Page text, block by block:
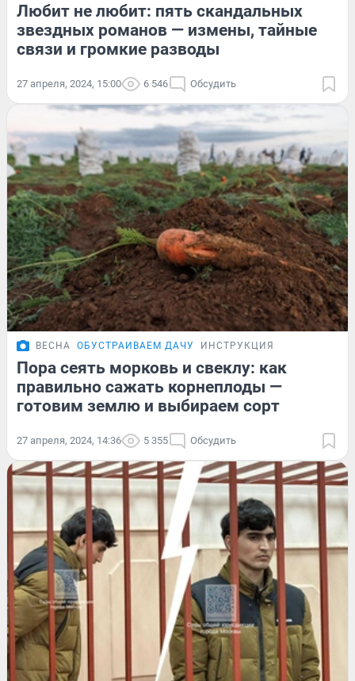
Любит не любит: пять скандальных
звездных романов — измены, тайные
связи и громкие разводы
27 апреля, 2024, 15:00 6 546 Обсудить
ВЕСНА ОБУСТРАИВАЕМ ДАЧУ ИНСТРУКЦИЯ
Пора сеять морковь и свеклу: как
правильно сажать корнеплоды —
готовим землю и выбираем сорт
27 апреля, 2024, 14:36 5 355 Обсудить